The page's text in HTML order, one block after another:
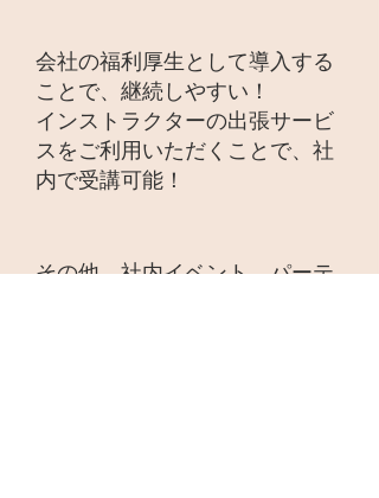
会社の福利厚生として導入する
ことで、継続しやすい！
​インストラクターの出張サービ
スをご利用いただくことで、社
内で受講可能！
​その他、社内イベント、パーテ